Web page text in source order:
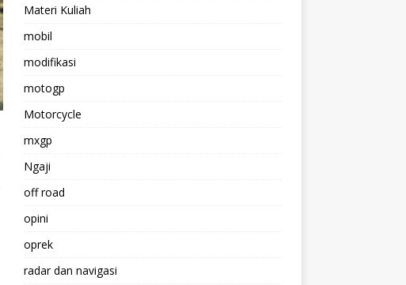
Materi Kuliah
mobil
modifikasi
motogp
Motorcycle
mxgp
Ngaji
off road
opini
oprek
radar dan navigasi